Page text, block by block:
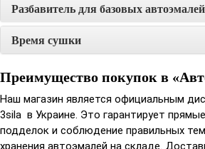
При 20°С: от пыли 5-10 минут, на отлип
Инструкция по
однородной консистенции. Наносить в
пистолетом с диаметром сопла 1,3-1,4
bar с интервалом между нанесениями
для распыления 17-19 сек. по DIN 4 при
Разбавитель для базовых автоэмалей
Время сушки
Преимущество покупок в
Наш магазин является официальным
3sila в Украине. Это гарантирует
подделок и соблюдение правильных
хранения автоэмалей на складе.